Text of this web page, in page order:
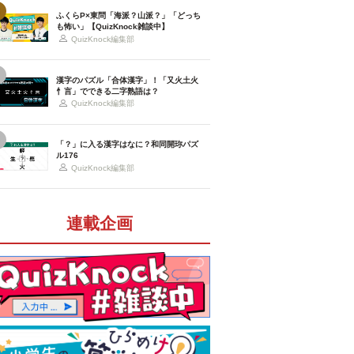
ふくらP×東問「海派？山派？」「どっち
も怖い」【QuizKnock雑談中】
QuizKnock編集部
漢字のパズル「合体漢字」！「又火土火
忄言」でできる二字熟語は？
QuizKnock編集部
「？」に入る漢字はなに？和同開珎パズ
ル176
QuizKnock編集部
連載企画